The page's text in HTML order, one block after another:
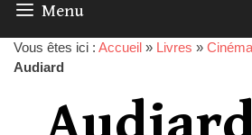
Menu
Vous êtes ici : Accueil » Livres » Cinéma
Audiard